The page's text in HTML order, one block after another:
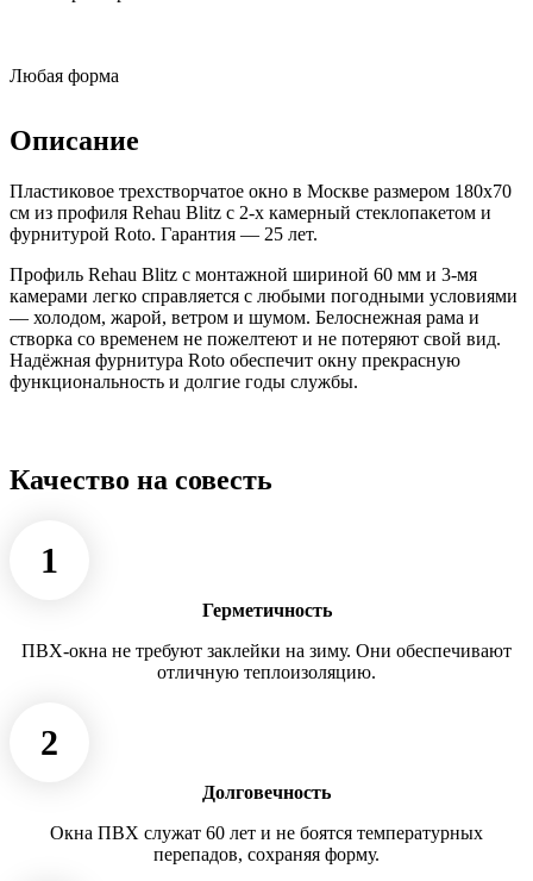
Любая форма
Описание
Пластиковое трехстворчатое окно в Москве размером 180x70
см из профиля Rehau Blitz с 2-х камерный стеклопакетом и
фурнитурой Roto. Гарантия — 25 лет.
Профиль Rehau Blitz с монтажной шириной 60 мм и 3-мя
камерами легко справляется с любыми погодными условиями
— холодом, жарой, ветром и шумом. Белоснежная рама и
створка со временем не пожелтеют и не потеряют свой вид.
Надёжная фурнитура Roto обеспечит окну прекрасную
функциональность и долгие годы службы.
Качество на совесть
1
Герметичность
ПВХ-окна не требуют заклейки на зиму. Они обеспечивают
отличную теплоизоляцию.
2
Долговечность
Окна ПВХ служат 60 лет и не боятся температурных
перепадов, сохраняя форму.